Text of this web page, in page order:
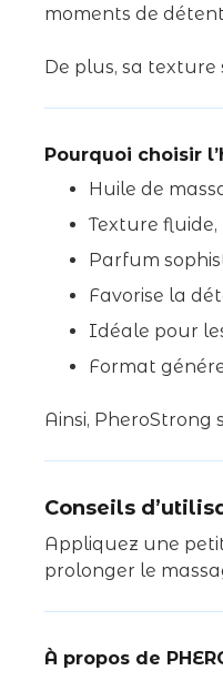
moments de
De plus, sa
Pourquoi choisir
Huile de
Texture
Parfum
Favorise la
Idéale pour
Format
Ainsi, PheroStrong
Conseils
Appliquez une
prolonger le
À propos de